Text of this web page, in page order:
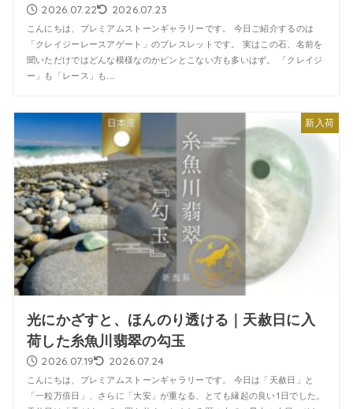
2026.07.22 2026.07.23
こんにちは、プレミアムストーンギャラリーです。 今日ご紹介するのは
「クレイジーレースアゲート」のブレスレットです。 実はこの石、名前を
聞いただけではどんな模様なのかピンとこない方も多いはず。 「クレイジ
ー」も「レース」も...
新入荷
光にかざすと、ほんのり透ける｜天赦日に入
荷した糸魚川翡翠の勾玉
2026.07.19 2026.07.24
こんにちは、プレミアムストーンギャラリーです。 今日は「天赦日」と
「一粒万倍日」、さらに「大安」が重なる、とても縁起の良い1日でした。